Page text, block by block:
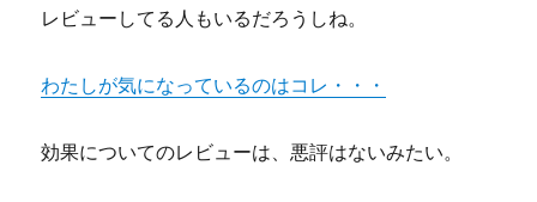
バ
も
レビューしてる人もいるだろうしね。
わたしが気になっているのはコレ・・・
効果についてのレビューは、悪評はないみたい。